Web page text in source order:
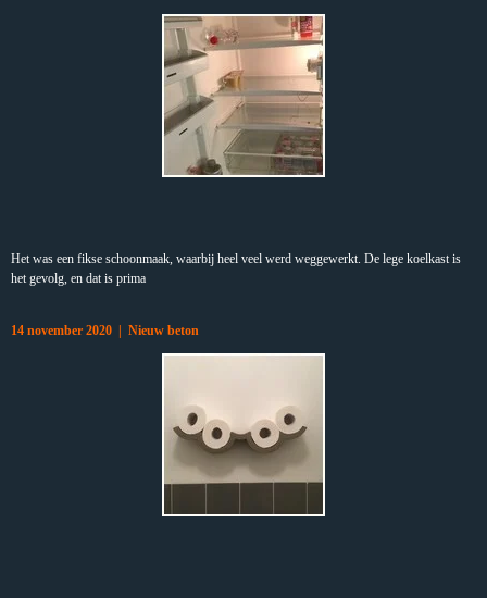
Het was een fikse schoonmaak, waarbij heel veel werd weggewerkt. De lege koelkast is
het gevolg, en dat is prima
14 november 2020 | Nieuw beton